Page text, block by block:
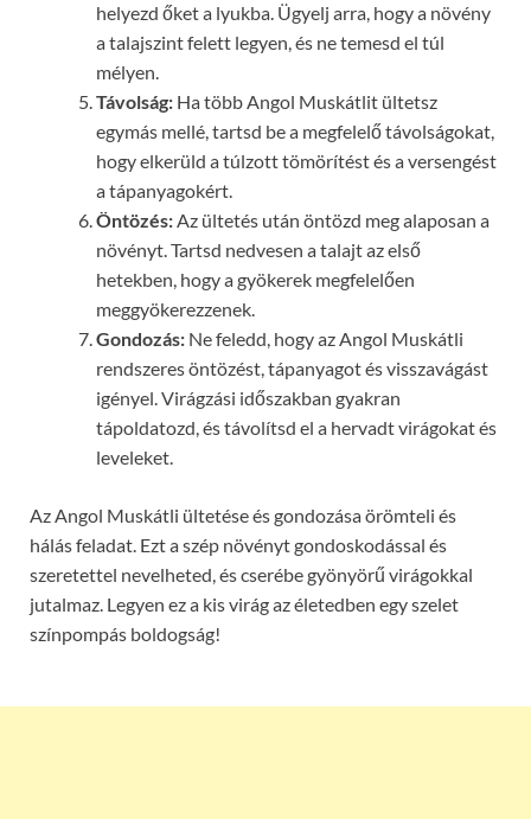
helyezd őket a lyukba. Ügyelj arra, hogy a növény
a talajszint felett legyen, és ne temesd el túl
mélyen.
Távolság: Ha több Angol Muskátlit ültetsz
egymás mellé, tartsd be a megfelelő távolságokat,
hogy elkerüld a túlzott tömörítést és a versengést
a tápanyagokért.
Öntözés:Az ültetés után öntözd meg alaposan a
növényt. Tartsd nedvesen a talajt az első
hetekben, hogy a gyökerek megfelelően
meggyökerezzenek.
Gondozás: Ne feledd, hogy az Angol Muskátli
rendszeres öntözést, tápanyagot és visszavágást
igényel. Virágzási időszakban gyakran
tápoldatozd, és távolítsd el a hervadt virágokat és
leveleket.
Az Angol Muskátli ültetése és gondozása örömteli és
hálás feladat. Ezt a szép növényt gondoskodással és
szeretettel nevelheted, és cserébe gyönyörű virágokkal
jutalmaz. Legyen ez a kis virág az életedben egy szelet
színpompás boldogság!